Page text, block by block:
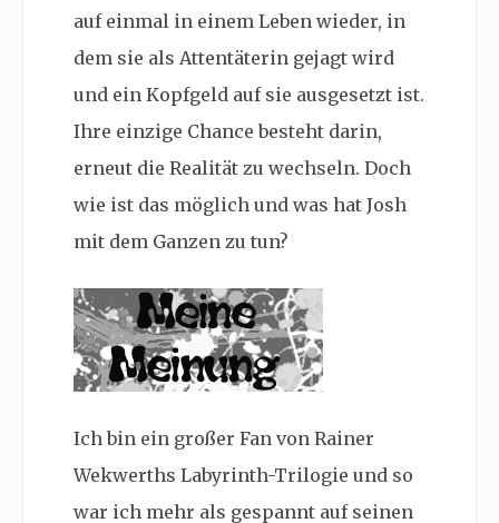
auf einmal in einem Leben wieder, in
dem sie als Attentäterin gejagt wird
und ein Kopfgeld auf sie ausgesetzt ist.
Ihre einzige Chance besteht darin,
erneut die Realität zu wechseln. Doch
wie ist das möglich und was hat Josh
mit dem Ganzen zu tun?
Ich bin ein großer Fan von Rainer
Wekwerths Labyrinth-Trilogie und so
war ich mehr als gespannt auf seinen